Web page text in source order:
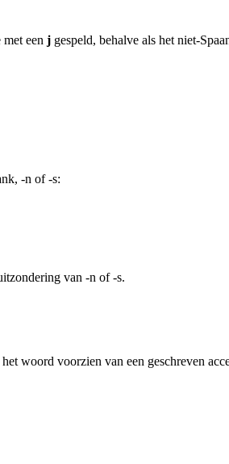
een j gespeld, behalve als het niet-
-n of -s:
van -n of -s.
woord voorzien van een geschreven